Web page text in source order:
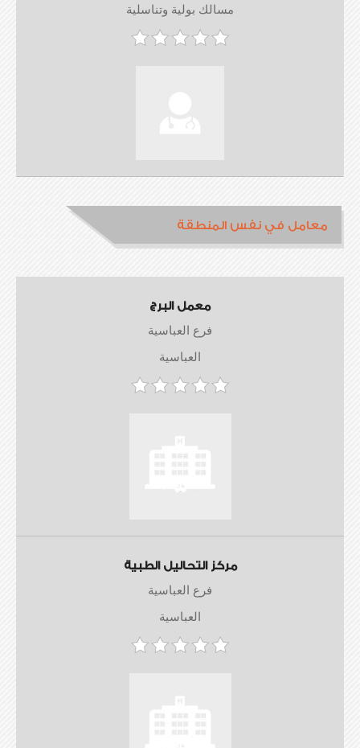
مسالك بولية وتناسلية
معامل في نفس المنطقة
معمل البرج
فرع العباسية
العباسية
مركز التحاليل الطبية
فرع العباسية
العباسية